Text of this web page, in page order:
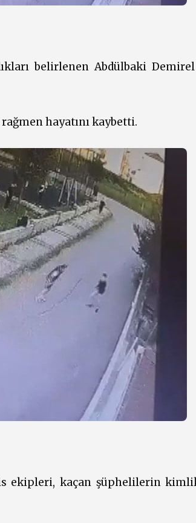
belirlenen Abdülbaki
hayatını kaybetti.
ekipleri, kaçan şüphelilerin